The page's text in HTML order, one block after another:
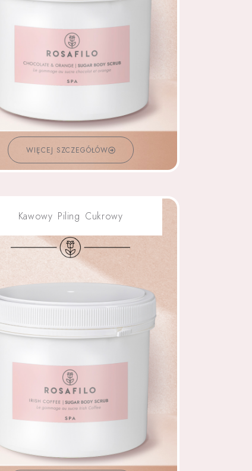
WIĘCEJ SZCZEGÓŁÓW
Kawowy Piling Cukrowy